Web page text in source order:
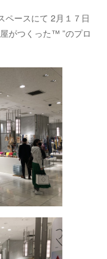
ペースにて 2月１７日
がつくった™ ”のプロ